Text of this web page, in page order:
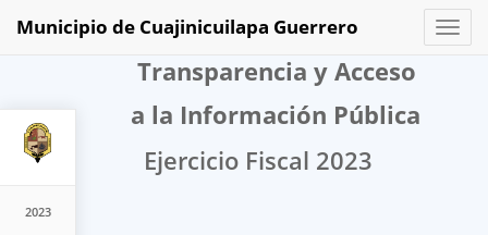
2023
Toggle
Municipio de Cuajinicuilapa Guerrero
Transparencia y Acceso
a la Información Pública
Ejercicio Fiscal 2023